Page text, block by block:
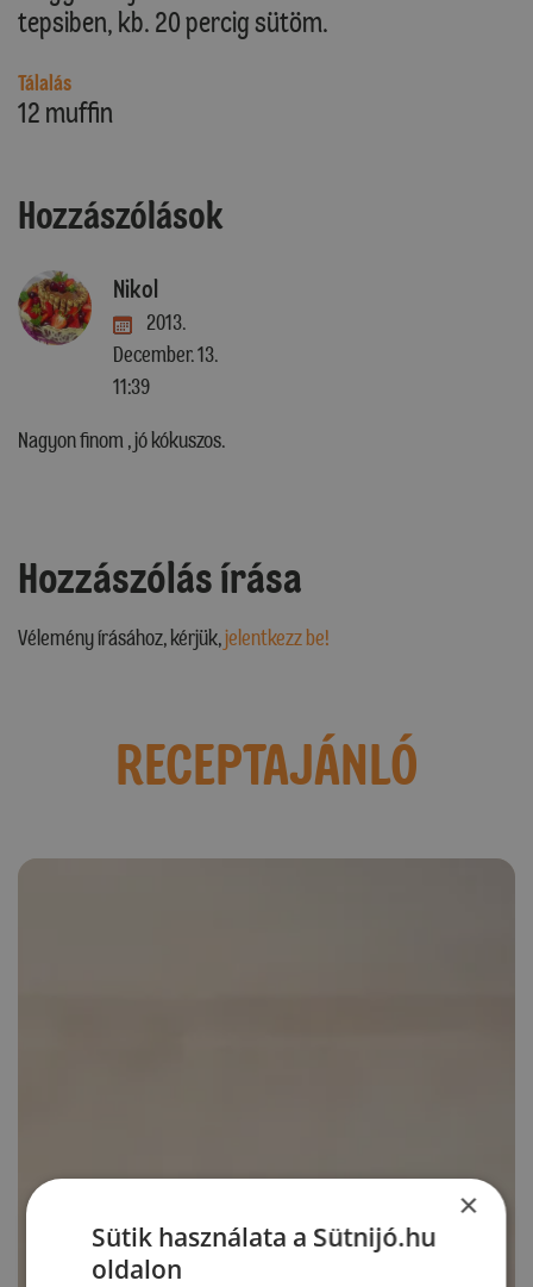
tepsiben, kb. 20 percig sütöm.
Tálalás
12 muffin
Hozzászólások
Nikol
2013.
December. 13.
11:39
Nagyon finom , jó kókuszos.
Hozzászólás írása
Vélemény írásához, kérjük,jelentkezz be!
RECEPTAJÁNLÓ
×
Sütik használata a Sütnijó.hu
oldalon